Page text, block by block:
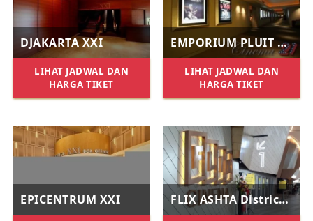
DJAKARTA XXI
LIHAT JADWAL DAN
HARGA TIKET
EMPORIUM PLUIT XXI
LIHAT JADWAL DAN
HARGA TIKET
EPICENTRUM XXI FLIX ASHTA District 8